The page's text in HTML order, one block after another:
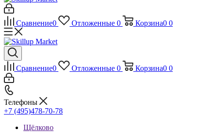
Сравнение0 Отложенные 0 Корзина0 0
Сравнение0 Отложенные 0 Корзина0 0
Телефоны
+7 (495)478-70-78
Щёлково